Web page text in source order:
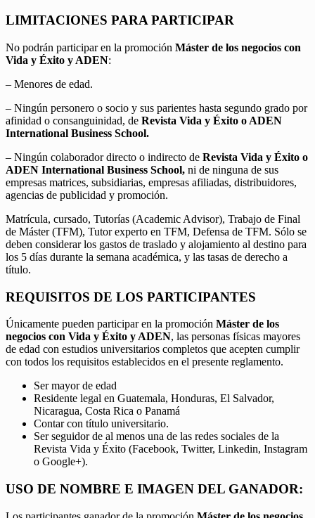
LIMITACIONES PARA PARTICIPAR
No podrán participar en la promoción Máster de los negocios con
Vida y Éxito y ADEN:
– Menores de edad.
– Ningún personero o socio y sus parientes hasta segundo grado por
afinidad o consanguinidad, de Revista Vida y Éxito o ADEN
International Business School.
– Ningún colaborador directo o indirecto de Revista Vida y Éxito o
ADEN International Business School, ni de ninguna de sus
empresas matrices, subsidiarias, empresas afiliadas, distribuidores,
agencias de publicidad y promoción.
Matrícula, cursado, Tutorías (Academic Advisor), Trabajo de Final
de Máster (TFM), Tutor experto en TFM, Defensa de TFM. Sólo se
deben considerar los gastos de traslado y alojamiento al destino para
los 5 días durante la semana académica, y las tasas de derecho a
título.
REQUISITOS DE LOS PARTICIPANTES
Únicamente pueden participar en la promoción Máster de los
negocios con Vida y Éxito y ADEN, las personas físicas mayores
de edad con estudios universitarios completos que acepten cumplir
con todos los requisitos establecidos en el presente reglamento.
Ser mayor de edad
Residente legal en Guatemala, Honduras, El Salvador,
Nicaragua, Costa Rica o Panamá
Contar con título universitario.
Ser seguidor de al menos una de las redes sociales de la
Revista Vida y Éxito (Facebook, Twitter, Linkedin, Instagram
o Google+).
USO DE NOMBRE E IMAGEN DEL GANADOR: